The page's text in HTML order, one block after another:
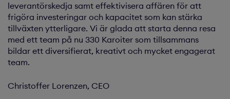
leverantörskedja samt effektivisera affären för att
frigöra investeringar och kapacitet som kan stärka
tillväxten ytterligare. Vi är glada att starta denna resa
med ett team på nu 330 Karoiter som tillsammans
bildar ett diversifierat, kreativt och mycket engagerat
team.
Christoffer Lorenzen, CEO